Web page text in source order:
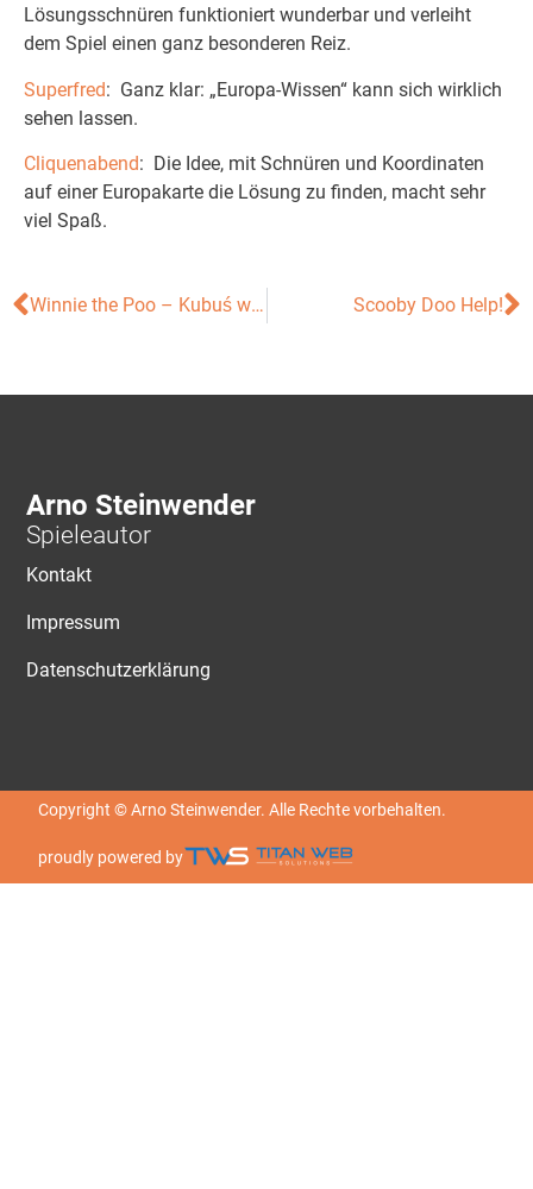
Lösungsschnüren funktioniert wunderbar und verleiht
dem Spiel einen ganz besonderen Reiz.
Superfred: Ganz klar: „Europa-Wissen“ kann sich wirklich
sehen lassen.
Cliquenabend: Die Idee, mit Schnüren und Koordinaten
auf einer Europakarte die Lösung zu finden, macht sehr
viel Spaß.
Winnie the Poo – Kubuś w Stumilowym Lesie Scooby Doo Help!
Arno Steinwender
Spieleautor
Kontakt
Impressum
Datenschutzerklärung
Copyright © Arno Steinwender. Alle Rechte vorbehalten.
proudly powered by